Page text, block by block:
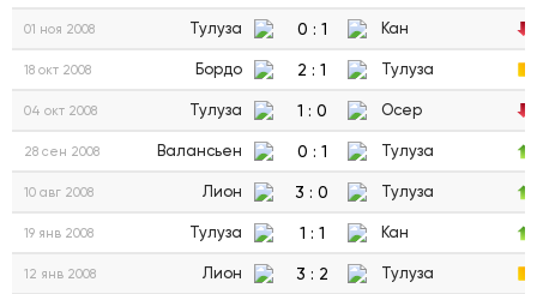
01 ноя 2008 Тулуза 0 : 1 Кан
18 окт 2008 Бордо 2 : 1 Тулуза
04 окт 2008 Тулуза 1 : 0 Осер
28 сен 2008 Валансьен 0 : 1 Тулуза
10 авг 2008 Лион 3 : 0 Тулуза
19 янв 2008 Тулуза 1 : 1 Кан
12 янв 2008 Лион 3 : 2 Тулуза